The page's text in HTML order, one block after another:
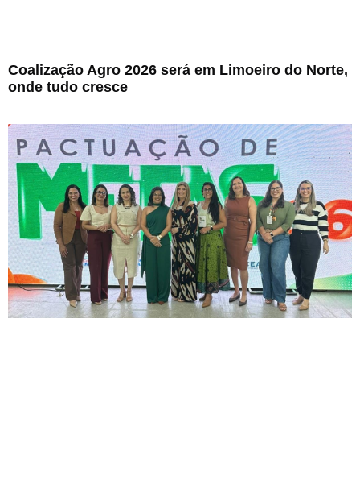
Coalização Agro 2026 será em Limoeiro do Norte,
onde tudo cresce